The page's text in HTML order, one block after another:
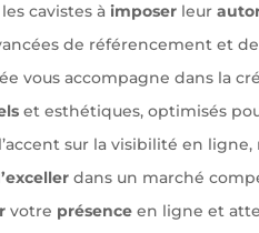
cavistes à imposerleur
de référencement et
vous accompagne dans la
et esthétiques, optimisés
sur la visibilité en
dans un marché
votre présenceen ligne et